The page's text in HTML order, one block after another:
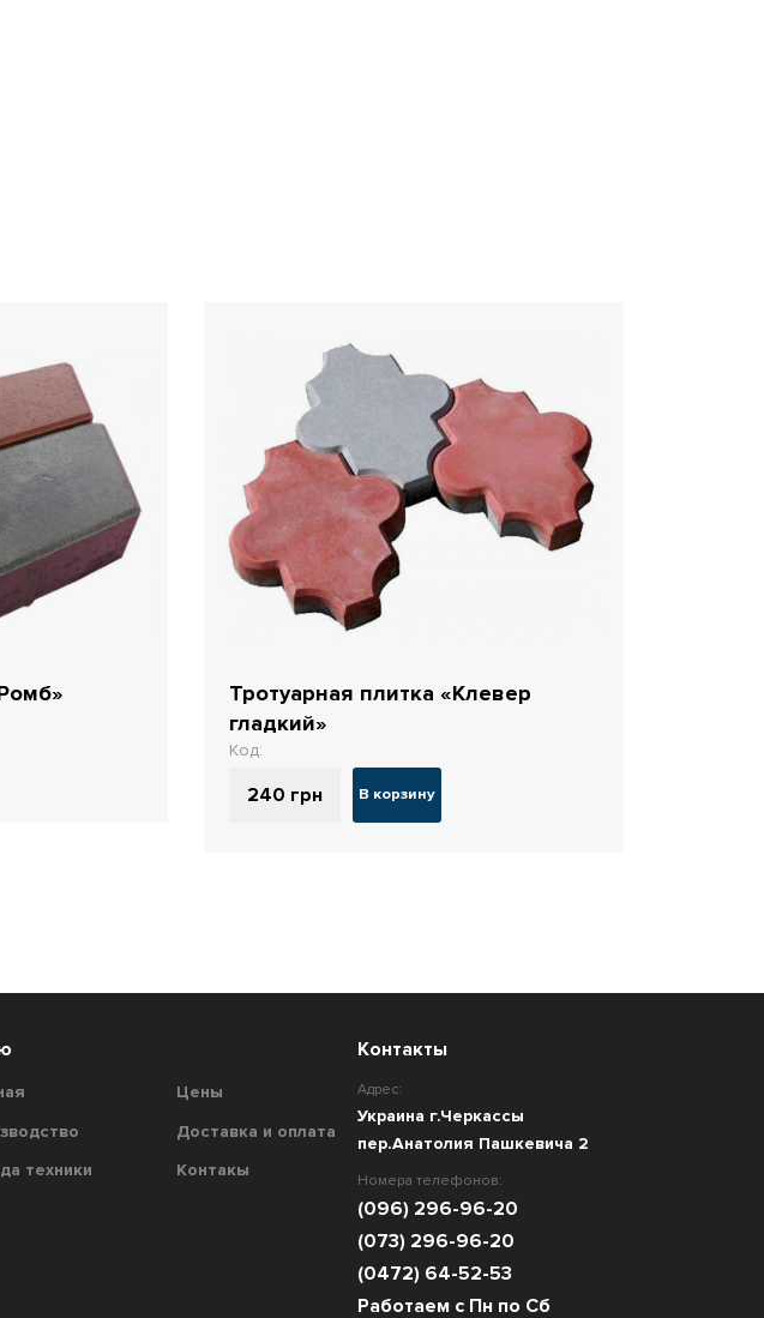
Тротуарная плитка «Клевер
гладкий»
Код:
240 грн В корзину
техники
Цены
Доставка и оплата
Контакы
Контакты
Адрес:
Украина г.Черкассы
пер.Анатолия Пашкевича 2
Номера телефонов:
(096) 296-96-20
(073) 296-96-20
(0472) 64-52-53
Работаем с Пн по Сб